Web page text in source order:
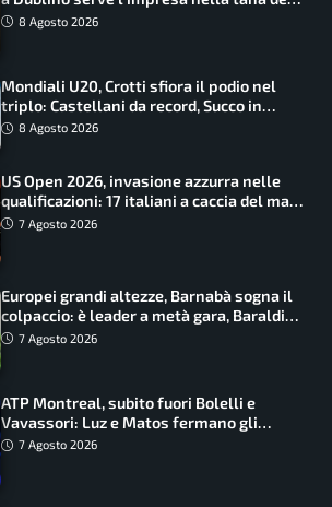
lupo8 Agosto 2026
Mondiali U20, Crotti sfiora il podio nel
triplo: Castellani da record, Succo in
finale
8 Agosto 2026
US Open 2026, invasione azzurra nelle
qualificazioni: 17 italiani a caccia del main
draw7 Agosto 2026
Europei grandi altezze, Barnabà sogna il
colpaccio: è leader a metà gara, Baraldi
ancora in corsa
7 Agosto 2026
ATP Montreal, subito fuori Bolelli e
Vavassori: Luz e Matos fermano gli
azzurri
7 Agosto 2026